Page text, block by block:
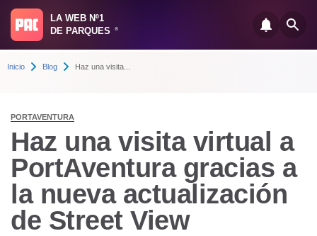
LA WEB Nº1
DE PARQUES
®
Inicio Blog Haz una visita...
PORTAVENTURA
Haz una visita virtual a
PortAventura gracias a
la nueva actualización
de Street View